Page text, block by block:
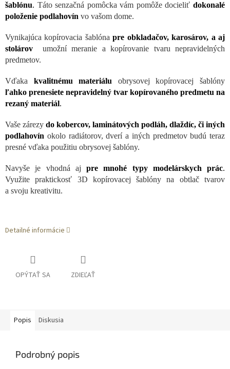
šablónu. Táto senzačná pomôcka vám pomôže docieliť dokonalé
položenie podlahovín vo vašom dome.
Vynikajúca kopírovacia šablónapre obkladačov, karosárov, a aj
stolárov
umožní meranie a kopírovanie tvaru nepravidelných
predmetov.
Vďaka kvalitnému materiálu obrysovej kopírovacej šablóny
ľahko prenesiete nepravidelný tvar kopírovaného predmetu na
rezaný materiál.
Vaše zárezy do kobercov, laminátových podláh, dlaždíc, či iných
podlahovín okolo radiátorov, dverí a iných predmetov budú teraz
presné vďaka použitiu obrysovej šablóny.
Navyše je vhodná aj pre mnohé typy modelárskych prác.
Využite praktickosť 3D kopírovacej šablóny na obtlač tvarov
a svoju kreativitu.
Detailné informácie
OPÝTAŤ SA ZDIEĽAŤ
Popis Diskusia
Podrobný popis